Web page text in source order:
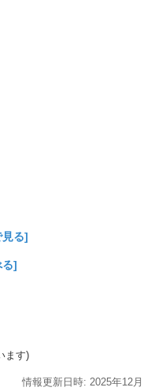
る]
る]
ます)
情報更新日時: 2025年12月